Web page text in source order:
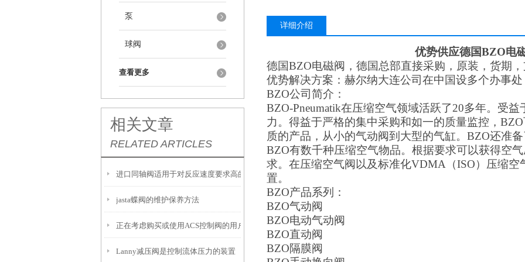
泵
球阀
查看更多
相关文章
RELATED ARTICLES
进口同轴阀适用于对反应速度要求高的工况中
jasta蝶阀的维护保养方法
正在考虑购买或使用ACS控制阀的用户，以下是一些建议
Lanny减压阀是控制流体压力的装置
详细介绍
优势供应德国BZO电
德国BZO电磁阀，德国总部直接采购，原装，货期
优势解决方案：赫尔纳大连公司在中国设多个办事
BZO公司简介：
BZO-Pneumatik在压缩空气领域活跃了20多年。受
力。得益于严格的集中采购和如一的质量监控，
质的产品，从小的气动阀到大型的气缸。BZO还准
BZO有数千种压缩空气物品。根据要求可以获得空
求。在压缩空气阀以及标准化VDMA（ISO）压缩空
置。
BZO产品系列：
BZO气动阀
BZO电动气动阀
BZO直动阀
BZO隔膜阀